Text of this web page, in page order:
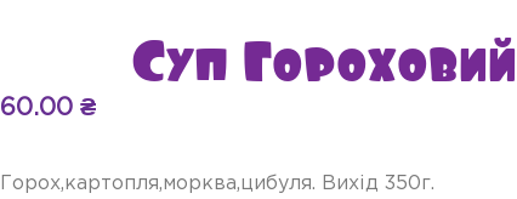
Суп Гороховий
60.00₴
Горох,картопля,морква,цибуля. Вихід 350г.